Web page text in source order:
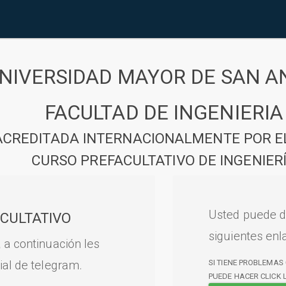
MAYOR DE SAN
FACULTAD DE INGENIERIA
INTERNACIONALMENTE POR
CURSO PREFACULTATIVO DE
continuación les
de telegram.
Usted puede
siguientes
SI TIENE
PUEDE HACER CLICK